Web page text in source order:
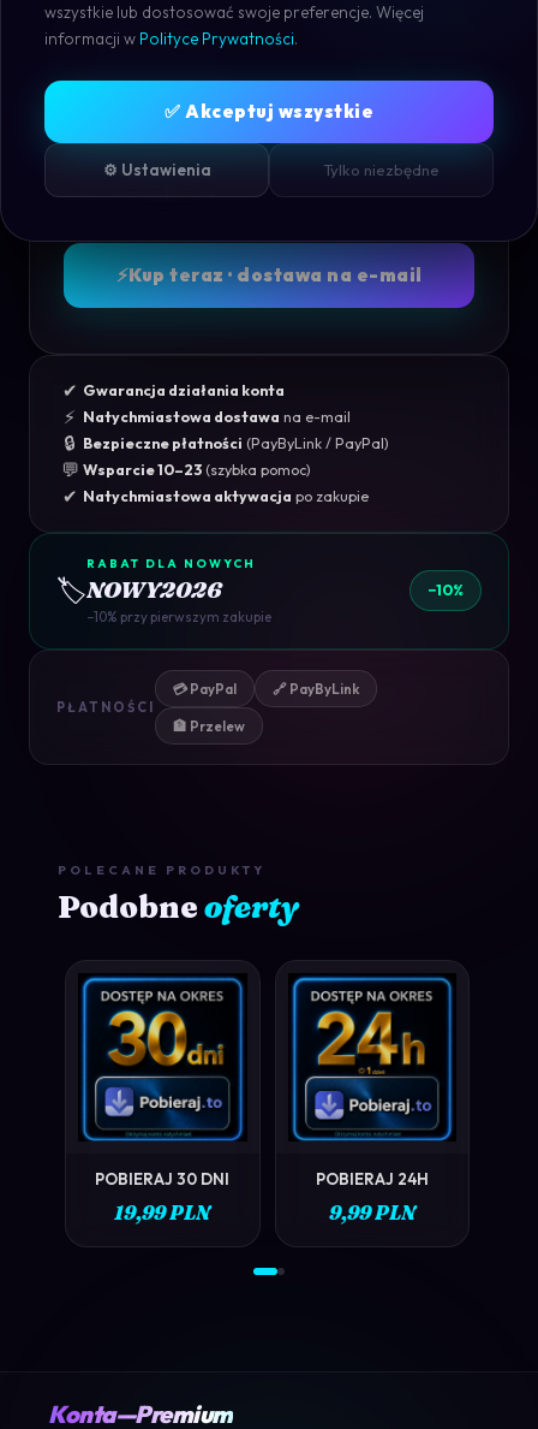
PLN
9.99
/ dostęp cyfrowy
8,99 PLN
Ilość: − +
⚡Kup teraz · dostawa na e-mail
✔ Gwarancja działania konta
⚡ Natychmiastowa dostawa na e-mail
🔒 Bezpieczne płatności (PayByLink / PayPal)
💬 Wsparcie 10–23 (szybka pomoc)
✔ Natychmiastowa aktywacja po zakupie
🏷️
RABAT DLA NOWYCH
NOWY2026
−10% przy pierwszym zakupie
−10%
PŁATNOŚCI
💳 PayPal 🔗 PayByLink
🏦 Przelew
POLECANE PRODUKTY
Podobneoferty
ZOBACZ →
POBIERAJ 30 DNI
19,99 PLN
ZOBACZ →
POBIERAJ 24H
9,99 PLN
Konta—Premium
wszystkie lub dostosować swoje preferencje. Więcej
informacji w Polityce Prywatności
✅ Akceptuj wszystkie
⚙️ Ustawienia Tylko niezbędne